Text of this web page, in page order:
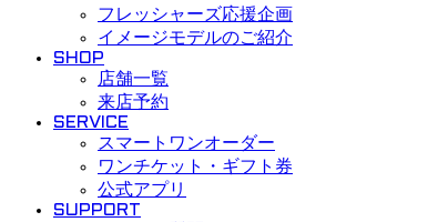
フレッシャーズ応援企画
イメージモデルのご紹介
SHOP
店舗一覧
来店予約
SERVICE
スマートワンオーダー
ワンチケット・ギフト券
公式アプリ
SUPPORT